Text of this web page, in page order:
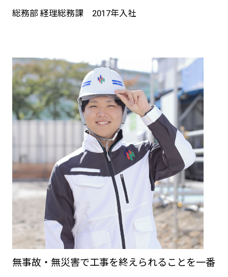
総務部 経理総務課 2017年入社
無事故・無災害で工事を終えられることを一番